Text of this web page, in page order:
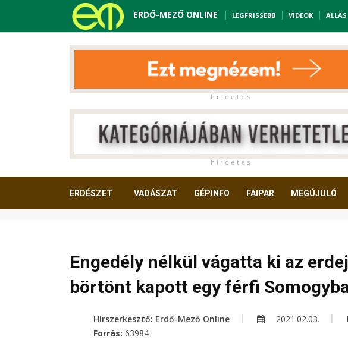
ERDŐ-MEZŐ ONLINE LEGFRISSEBB VIDEÓK ÁLLÁS
h i r d e t é s
h i r d e t é s
ERDÉSZET VADÁSZAT GÉPINFO FAIPAR MEGÚJULÓ
Engedély nélkül vágatta ki az
börtönt kapott egy férfi
Hírszerkesztő: Erdő-Mező Online 2021.02.03.
Forrás: 63984